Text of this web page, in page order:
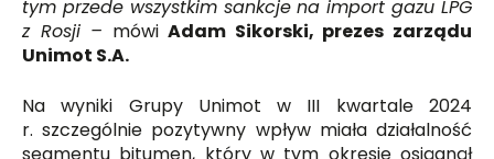
tym przede wszystkim sankcje na import gazu LPG
z Rosji – mówiAdam Sikorski, prezes zarządu
Unimot S.A.
Na wyniki Grupy Unimot w III kwartale 2024
r. szczególnie pozytywny wpływ miała działalność
segmentu bitumen, który w tym okresie osiągnął